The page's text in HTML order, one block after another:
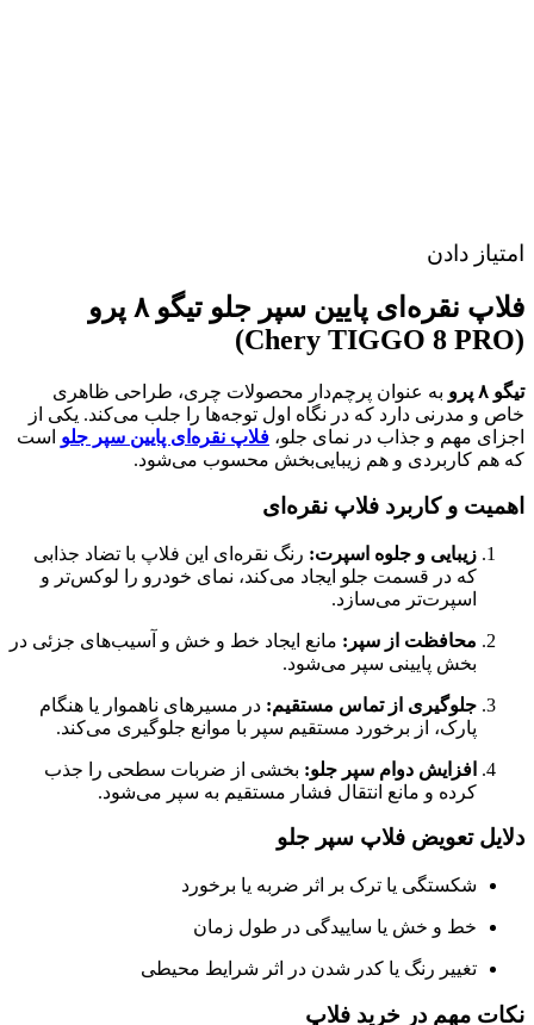
امتیاز دادن
فلاپ نقره‌ای پایین سپر جلو تیگو ۸ پرو
(Chery TIGGO 8 PRO)
تیگو ۸ پرو
به عنوان پرچم‌دار محصولات چری، طراحی ظاهری
خاص و مدرنی دارد که در نگاه اول توجه‌ها را جلب می‌کند. یکی از
اجزای مهم و جذاب در نمای جلو، فلاپ نقره‌ای پایین سپر جلو است
که هم کاربردی و هم زیبایی‌بخش محسوب می‌شود.
اهمیت و کاربرد فلاپ نقره‌ای
زیبایی و جلوه اسپرت: رنگ نقره‌ای این فلاپ با تضاد جذابی
که در قسمت جلو ایجاد می‌کند، نمای خودرو را لوکس‌تر و
اسپرت‌تر می‌سازد.
محافظت از سپر: مانع ایجاد خط و خش و آسیب‌های جزئی در
بخش پایینی سپر می‌شود.
جلوگیری از تماس مستقیم: در مسیرهای ناهموار یا هنگام
پارک، از برخورد مستقیم سپر با موانع جلوگیری می‌کند.
افزایش دوام سپر جلو: بخشی از ضربات سطحی را جذب
کرده و مانع انتقال فشار مستقیم به سپر می‌شود.
دلایل تعویض فلاپ سپر جلو
شکستگی یا ترک بر اثر ضربه یا برخورد
خط و خش یا ساییدگی در طول زمان
تغییر رنگ یا کدر شدن در اثر شرایط محیطی
نکات مهم در خرید فلاپ